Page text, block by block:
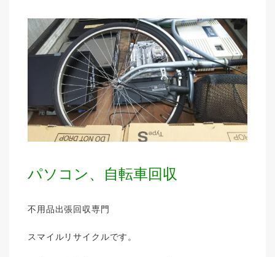
パソコン、自転車回収
不用品出張回収専門
スマイルリサイクルです。